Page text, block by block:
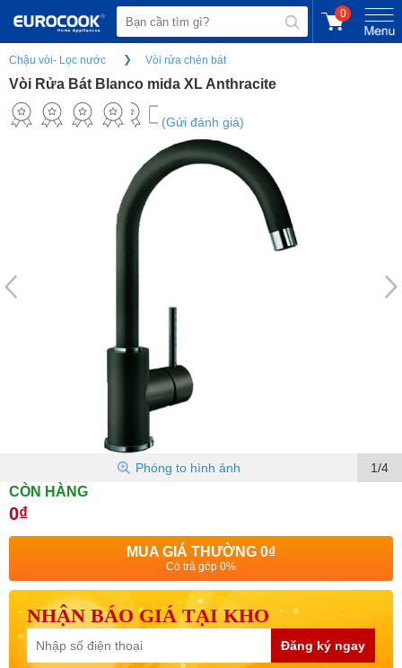
0
Chậu vòi- Lọc nước Vòi rửa chén bát
Vòi Rửa Bát Blanco mida XL Anthracite
(Gửi đánh giá)
1/4
Phóng to hình ảnh
CÒN HÀNG
0₫
MUA GIÁ THƯỜNG 0₫
Có trả góp 0%
NHẬN BÁO GIÁ TẠI KHO
Đăng ký ngay